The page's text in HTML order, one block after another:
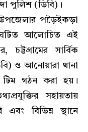
পুলিশ (ডিবি)।
পড়ৈইকড়া
আলোচিত এই
সার্বিক
ও আনোয়ারা থানা
টিম গঠন করা হয়।
সহায়তায়
বিভিন্ন স্থানে